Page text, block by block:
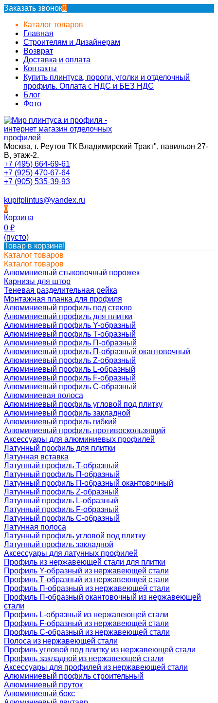
Заказать звонок0
Каталог товаров
Главная
Строителям и Дизайнерам
Возврат
Доставка и оплата
Контакты
Купить плинтуса, пороги, уголки и отделочный
профиль. Оплата с НДС и БЕЗ НДС
Блог
Фото
Москва, г. Реутов ТК Владимирский Тракт", павильон 27-
В, этаж-2.
+7 (495) 664-69-61
+7 (925) 470-67-64
+7 (905) 535-39-93
kupitplintus@yandex.ru
0
Корзина
0 ₽
(пусто)
Товар в корзине!
Каталог товаров
Каталог товаров
Алюминиевый стыковочный порожек
Карнизы для штор
Теневая разделительная рейка
Монтажная планка для профиля
Алюминиевый профиль под стекло
Алюминиевый профиль для плитки
Алюминиевый профиль Y-образный
Алюминиевый профиль Т-образный
Алюминиевый профиль П-образный
Алюминиевый профиль П-образный окантовочный
Алюминиевый профиль Z-образный
Алюминиевый профиль L-образный
Алюминиевый профиль F-образный
Алюминиевый профиль C-образный
Алюминиевая полоса
Алюминиевый профиль угловой под плитку
Алюминиевый профиль закладной
Алюминиевый профиль гибкий
Алюминиевый профиль противоскользящий
Аксессуары для алюминиевых профилей
Латунный профиль для плитки
Латунная вставка
Латунный профиль Т-образный
Латунный профиль П-образный
Латунный профиль П-образный окантовочный
Латунный профиль Z-образный
Латунный профиль L-образный
Латунный профиль F-образный
Латунный профиль C-образный
Латунная полоса
Латунный профиль угловой под плитку
Латунный профиль закладной
Аксессуары для латунных профилей
Профиль из нержавеющей стали для плитки
Профиль Y-образный из нержавеющей стали
Профиль Т-образный из нержавеющей стали
Профиль П-образный из нержавеющей стали
Профиль П-образный окантовочный из нержавеющей
стали
Профиль L-образный из нержавеющей стали
Профиль F-образный из нержавеющей стали
Профиль C-образный из нержавеющей стали
Полоса из нержавеющей стали
Профиль угловой под плитку из нержавеющей стали
Профиль закладной из нержавеющей стали
Аксессуары для профилей из нержавеющей стали
Алюминиевый профиль строительный
Алюминиевый пруток
Алюминиевый бокс